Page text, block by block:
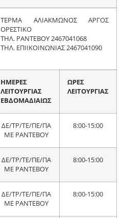
ΤΕΡΜΑ ΑΛΙΑΚΜΩΝΟΣ ΑΡΓΟΣ
ΟΡΕΣΤΙΚΟ
ΤΗΛ. ΡΑΝΤΕΒΟΥ 2467041068
ΤΗΛ. ΕΠΙΙΚΟΙΝΩΝΙΑΣ 2467041090
ΗΜΕΡΕΣ
ΛΕΙΤΟΥΡΓΙΑΣ
ΕΒΔΟΜΑΔΙΑΙΩΣ
ΩΡΕΣ
ΛΕΙΤΟΥΡΓΙΑΣ
ΔΕ/ΤΡ/ΤΕ/ΠΕ/ΠΑ
ΜΕ ΡΑΝΤΕΒΟΥ
8:00-15:00
ΔΕ/ΤΡ/ΤΕ/ΠΕ/ΠΑ
ΜΕ ΡΑΝΤΕΒΟΥ
8:00-15:00
ΔΕ/ΤΡ/ΤΕ/ΠΕ/ΠΑ
ΜΕ ΡΑΝΤΕΒΟΥ
8:00-15:00